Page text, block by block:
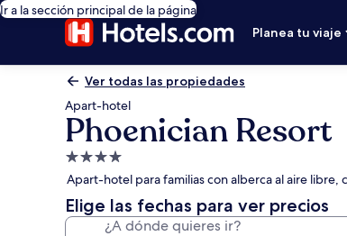
Ir a la sección principal de la página
Planea tu viaje
Ver todas las propiedades
Apart-hotel
Phoenician Resort
Propiedad
de
4.0
estrellas
Apart-hotel para familias con alberca al aire libre,
Elige las fechas para ver precios
¿A dónde quieres ir?